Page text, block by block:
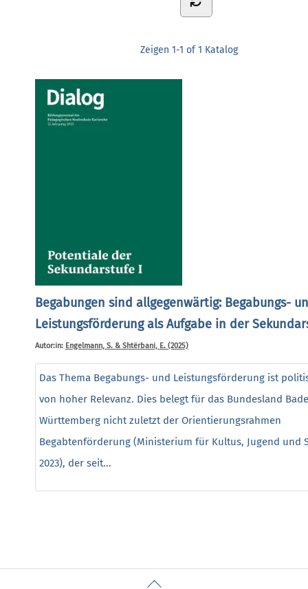
Zeigen 1-1 of 1 Katalog
Begabungen sind allgegenwärtig: Begabungs-
Leistungsförderung als Aufgabe in der
Autor:in: Engelmann, S. & Shtërbani, E. (2025)
Das Thema Begabungs- und Leistungsförderung ist
von hoher Relevanz. Dies belegt für das Bundesland
Württemberg nicht zuletzt der Orientierungsrahmen
Begabtenförderung (Ministerium für Kultus, Jugend und
2023), der seit...
Back